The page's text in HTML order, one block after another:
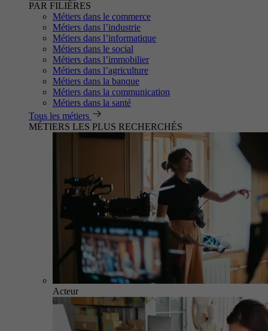
PAR FILIÈRES
Métiers dans le commerce
Métiers dans l’industrie
Métiers dans l’informatique
Métiers dans le social
Métiers dans l’immobilier
Métiers dans l’agriculture
Métiers dans la banque
Métiers dans la communication
Métiers dans la santé
Tous les métiers
MÉTIERS LES PLUS RECHERCHÉS
Acteur